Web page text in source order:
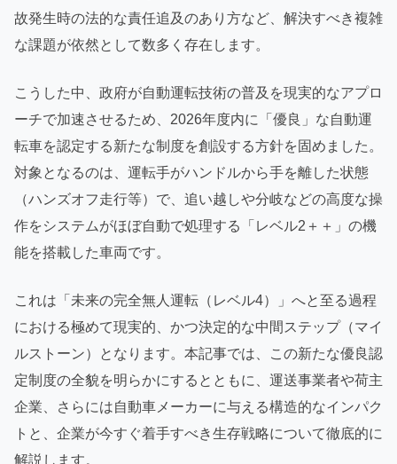
故発生時の法的な責任追及のあり方など、解決すべき複雑
な課題が依然として数多く存在します。
こうした中、政府が自動運転技術の普及を現実的なアプロ
ーチで加速させるため、2026年度内に「優良」な自動運
転車を認定する新たな制度を創設する方針を固めました。
対象となるのは、運転手がハンドルから手を離した状態
（ハンズオフ走行等）で、追い越しや分岐などの高度な操
作をシステムがほぼ自動で処理する「レベル2＋＋」の機
能を搭載した車両です。
これは「未来の完全無人運転（レベル4）」へと至る過程
における極めて現実的、かつ決定的な中間ステップ（マイ
ルストーン）となります。本記事では、この新たな優良認
定制度の全貌を明らかにするとともに、運送事業者や荷主
企業、さらには自動車メーカーに与える構造的なインパク
トと、企業が今すぐ着手すべき生存戦略について徹底的に
解説します。